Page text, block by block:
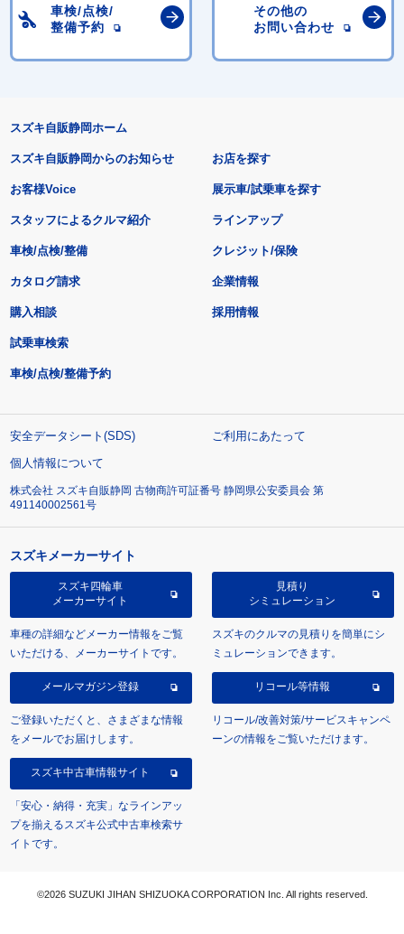
車検/点検/
整備予約
その他の
お問い合わせ
スズキ自販静岡ホーム
スズキ自販静岡からのお知らせ
お客様Voice
スタッフによるクルマ紹介
お店を探す
展示車/試乗車を探す
ラインアップ
車検/点検/整備 クレジット/保険
カタログ請求
購入相談
試乗車検索
車検/点検/整備予約
企業情報
採用情報
安全データシート(SDS)
ご利用にあたって
個人情報について
株式会社 スズキ自販静岡 古物商許可証番号 静岡県公安委員会 第
491140002561号
スズキメーカーサイト
スズキ四輪車
メーカーサイト
車種の詳細などメーカー情報をご覧
いただける、メーカーサイトです。
見積り
シミュレーション
スズキのクルマの見積りを簡単にシ
ミュレーションできます。
メールマガジン登録
ご登録いただくと、さまざまな情報
をメールでお届けします。
リコール等情報
リコール/改善対策/サービスキャンペ
ーンの情報をご覧いただけます。
スズキ中古車情報サイト
「安心・納得・充実」なラインアッ
プを揃えるスズキ公式中古車検索サ
イトです。
©2026 SUZUKI JIHAN SHIZUOKA CORPORATION Inc. All rights reserved.